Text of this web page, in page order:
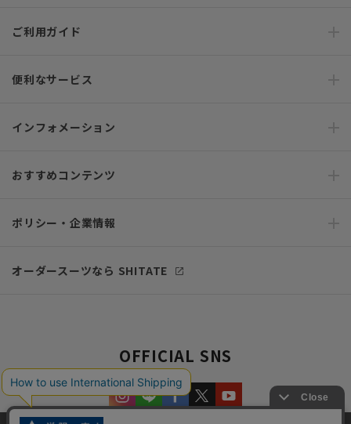
ご利用ガイド
便利なサービス
インフォメーション
おすすめコンテンツ
ポリシー・企業情報
オーダースーツなら SHITATE
OFFICIAL SNS